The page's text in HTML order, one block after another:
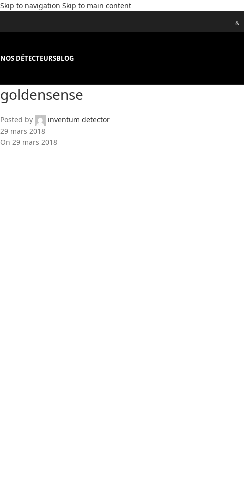
Skip to navigation Skip to main content
&
NOS DÉTECTEURSBLOG
goldensense
Posted by
inventum detector
29 mars 2018
On 29 mars 2018